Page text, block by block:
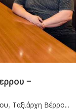
–
Ταξιάρχη Βέρρο...